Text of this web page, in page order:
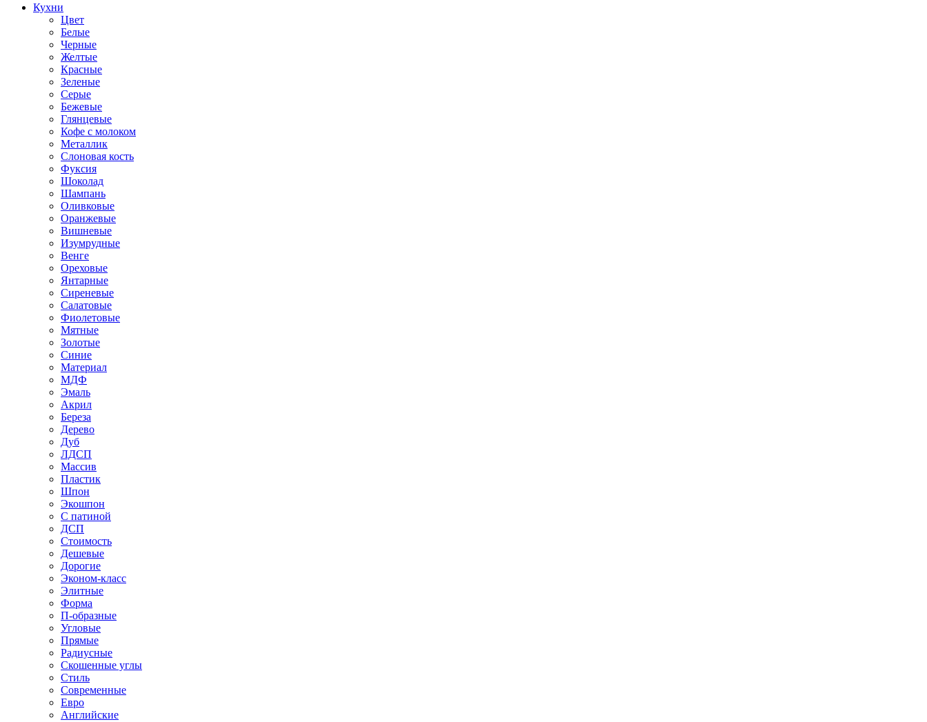
Кухни
Цвет
Белые
Черные
Желтые
Красные
Зеленые
Серые
Бежевые
Глянцевые
Кофе с молоком
Металлик
Слоновая кость
Фуксия
Шоколад
Шампань
Оливковые
Оранжевые
Вишневые
Изумрудные
Венге
Ореховые
Янтарные
Сиреневые
Салатовые
Фиолетовые
Мятные
Золотые
Синие
Материал
МДФ
Эмаль
Акрил
Береза
Дерево
Дуб
ЛДСП
Массив
Пластик
Шпон
Экошпон
С патиной
ДСП
Стоимость
Дешевые
Дорогие
Эконом-класс
Элитные
Форма
П-образные
Угловые
Прямые
Радиусные
Скошенные углы
Стиль
Современные
Евро
Английские